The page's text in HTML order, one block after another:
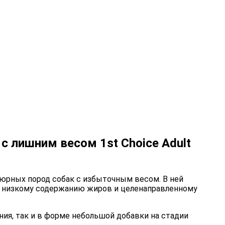
лишним весом 1st Choice Adult
пород собак с избыточным весом. В ней
содержанию жиров и целенаправленному
так и в форме небольшой добавки на стадии